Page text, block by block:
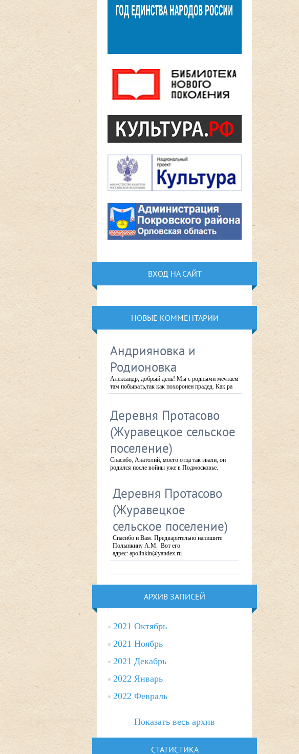
ВХОД НА САЙТ
НОВЫЕ КОММЕНТАРИИ
Андрияновка и
Родионовка
Александр, добрый день! Мы с родными мечтаем
там побывать,так как похоронен прадед. Как ра
Деревня Протасово
(Журавецкое сельское
поселение)
Спасибо, Анатолий, моего отца так звали, он
родился после войны уже в Подмосковье.
Деревня Протасово
(Журавецкое
сельское поселение)
Спасибо и Вам. Предварительно напишите
Полынкину А.М. Вот его
адрес: apolinkin@yandex.ru
АРХИВ ЗАПИСЕЙ
2021 Октябрь
2021 Ноябрь
2021 Декабрь
2022 Январь
2022 Февраль
Показать весь архив
СТАТИСТИКА